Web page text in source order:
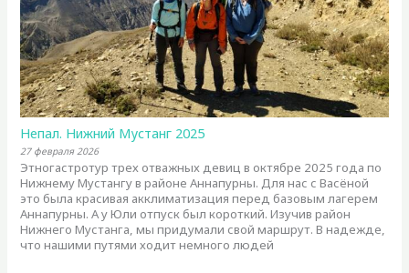
Непал. Нижний Мустанг 2025
27 февраля 2026
Этногастротур трех отважных девиц в октябре 2025 года по
Нижнему Мустангу в районе Аннапурны. Для нас с Васёной
это была красивая акклиматизация перед базовым лагерем
Аннапурны. А у Юли отпуск был короткий. Изучив район
Нижнего Мустанга, мы придумали свой маршрут. В надежде,
что нашими путями ходит немного людей